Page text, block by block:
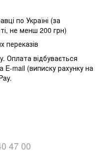
по Україні (за
не менш 200 грн)
переказів
Оплата відбувається
E-mail (виписку рахунку на
47 00